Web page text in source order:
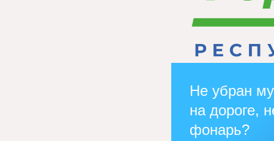
Не убран
на дороге,
фонарь?